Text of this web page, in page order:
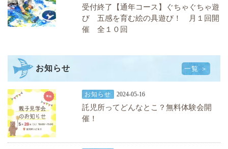
受付終了【通年コース】ぐちゃぐちゃ遊
び 五感を育む絵の具遊び！ 月１回開
催 全１０回
お知らせ 一覧 ＞
お知らせ 2024-05-16
託児所ってどんなとこ？無料体験会開
催！